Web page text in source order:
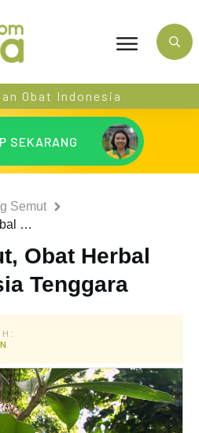
Obat Indonesia
SEKARANG
Semut
Sarang Semut, Obat Herbal Populer di Asia Tenggara
Obat Herbal
Tenggara